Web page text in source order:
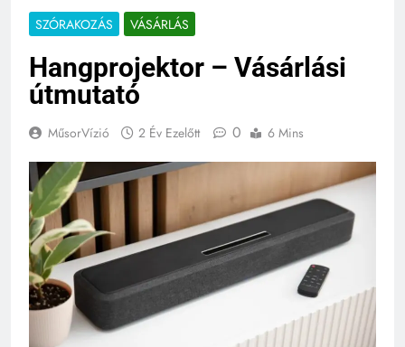
SZÓRAKOZÁS VÁSÁRLÁS
Hangprojektor – Vásárlási
útmutató
MűsorVízió 2 Év Ezelőtt 0 6 Mins